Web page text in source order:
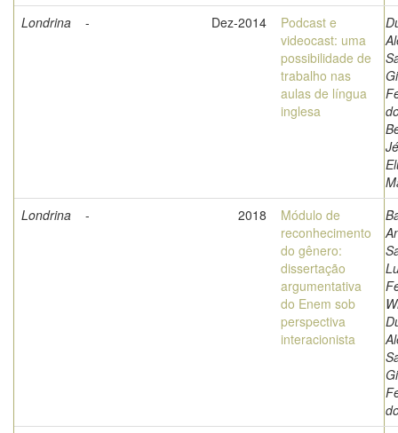
Londrina
- Dez-2014
Podcast e
videocast: uma
possibilidade de
trabalho nas
aulas de língua
inglesa
Londrina
- 2018
Módulo de
reconhecimento
do gênero:
dissertação
argumentativa
do Enem sob
perspectiva
interacionista